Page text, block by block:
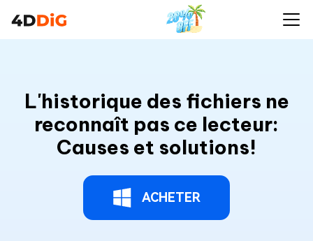
L'historique des fichiers ne
reconnaît pas ce lecteur:
Causes et solutions!
ACHETER